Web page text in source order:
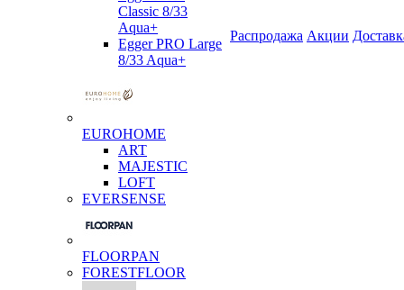
Classic 8/33
Aqua+
Egger PRO Large
8/33 Aqua+
EUROHOME
ART
MAJESTIC
LOFT
EVERSENSE
FLOORPAN
FORESTFLOOR
Распродажа Акции